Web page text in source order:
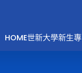
HOME世新大學新生